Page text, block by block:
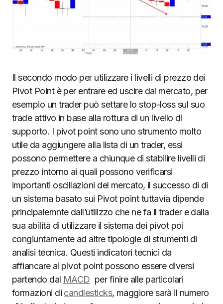
Il secondo modo per utilizzare i livelli di prezzo dei
Pivot Point è per entrare ed uscire dal mercato, per
esempio un trader può settare lo stop-loss sul suo
trade attivo in base alla rottura di un livello di
supporto. I pivot point sono uno strumento molto
utile da aggiungere alla lista di un trader, essi
possono permettere a chiunque di stabilire livelli di
prezzo intorno ai quali possono verificarsi
importanti oscillazioni del mercato, il successo di di
un sistema basato sui Pivot point tuttavia dipende
principalemnte dall’utilizzo che ne fa il trader e dalla
sua abilità di utilizzare il sistema dei pivot poi
congiuntamente ad altre tipologie di strumenti di
analisi tecnica. Questi indicatori tecnici da
affiancare ai pivot point possono essere diversi
partendo dal MACD per finire alle particolari
formazioni di candlesticks, maggiore sarà il numero